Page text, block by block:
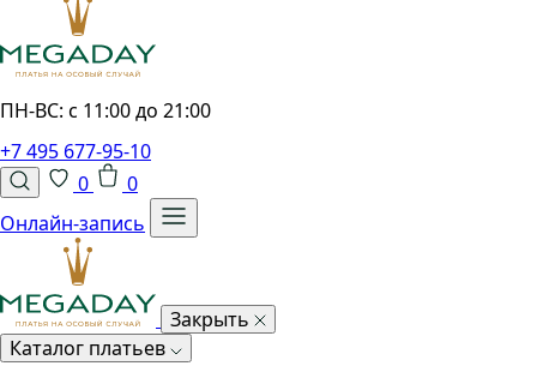
ПН-ВС: с 11:00 до 21:00
+7 495 677-95-10
0
0
Онлайн-запись
Закрыть
Каталог платьев